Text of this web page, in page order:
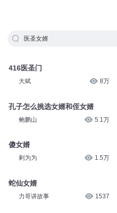
医圣女婿
416医圣门
大斌 8万
孔子怎么挑选女婿和侄女婿
鲍鹏山 5.1万
傻女婿
剌为为 1.5万
蛇仙女婿
力哥讲故事 1537